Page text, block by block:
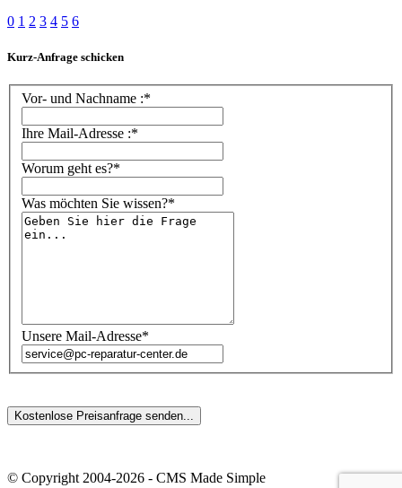
0 1 2 3 4 5 6
Kurz-Anfrage schicken
Vor- und Nachname :*
Ihre Mail-Adresse :*
Worum geht es?*
Was möchten Sie wissen?*
Unsere Mail-Adresse*
© Copyright 2004-2026 - CMS Made Simple